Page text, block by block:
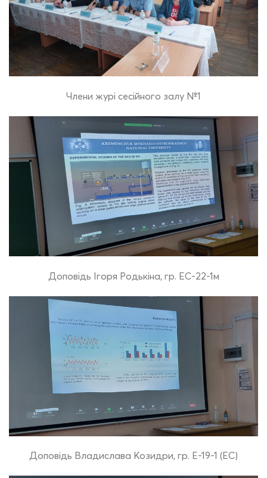
Члени журі сесійного залу №1
Доповідь Ігоря Родькіна, гр. ЕС-22-1м
Доповідь Владислава Козидри, гр. Е-19-1 (ЕС)